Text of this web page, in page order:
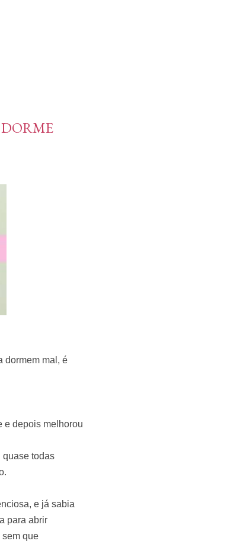
DORME
dormem mal, é
e depois melhorou
quase todas
e já sabia
para abrir
sem que